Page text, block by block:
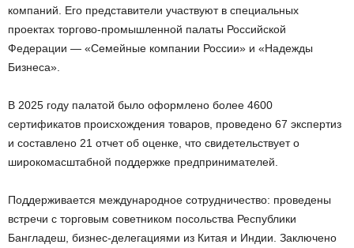
компаний. Его представители участвуют в специальных
проектах торгово-промышленной палаты Российской
Федерации — «Семейные компании России» и «Надежды
Бизнеса».
В 2025 году палатой было оформлено более 4600
сертификатов происхождения товаров, проведено 67 экспертиз
и составлено 21 отчет об оценке, что свидетельствует о
широкомасштабной поддержке предпринимателей.
Поддерживается международное сотрудничество: проведены
встречи с торговым советником посольства Республики
Бангладеш, бизнес-делегациями из Китая и Индии. Заключено